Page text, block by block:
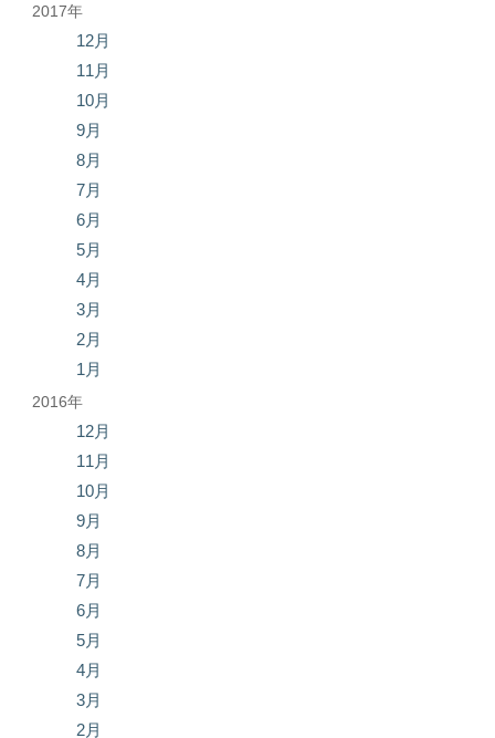
2017年
12月
11月
10月
9月
8月
7月
6月
5月
4月
3月
2月
1月
2016年
12月
11月
10月
9月
8月
7月
6月
5月
4月
3月
2月